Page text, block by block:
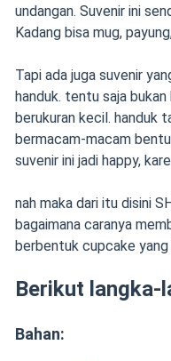
undangan. Suvenir ini
Kadang bisa mug,
Tapi ada juga suvenir
handuk. tentu saja
berukuran kecil. handuk
bermacam-macam
suvenir ini jadi happy,
nah maka dari itu disini
bagaimana caranya
berbentuk cupcake
Berikut langka-
Bahan: